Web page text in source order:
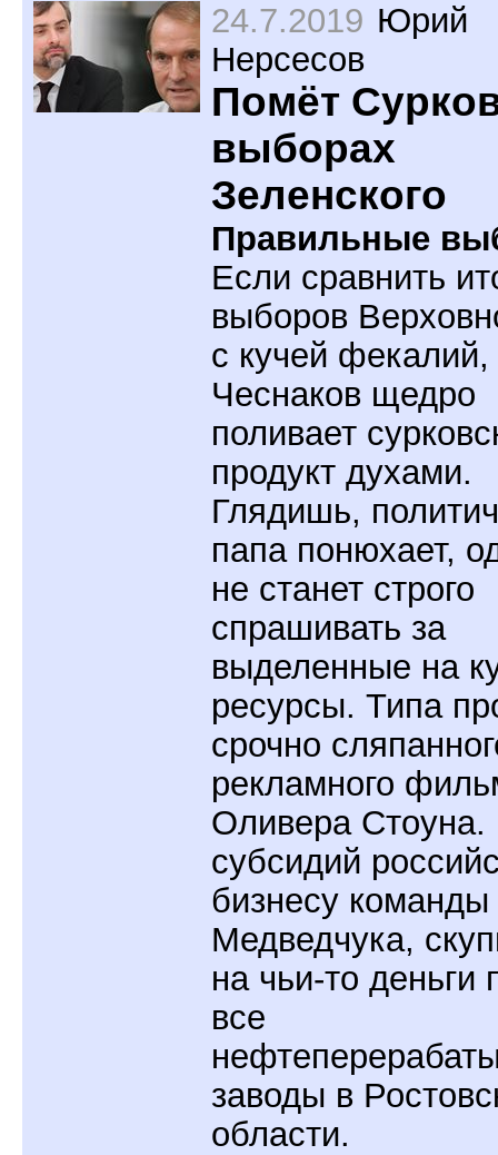
24.7.2019 Юрий
Нерсесов
Помёт
выборах
Зеленского
Правильные
Если сравнить
выборов
с кучей фекалий,
Чеснаков щедро
поливает
продукт духами.
Глядишь,
папа понюхает,
не станет строго
спрашивать за
выделенные на
ресурсы. Типа
срочно
рекламного
Оливера Стоуна.
субсидий
бизнесу команды
Медведчука,
на чьи-то деньги
все
заводы в
области.